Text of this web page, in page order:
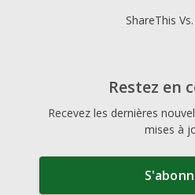
ShareThis
Restez en
Recevez les dernières
mises à